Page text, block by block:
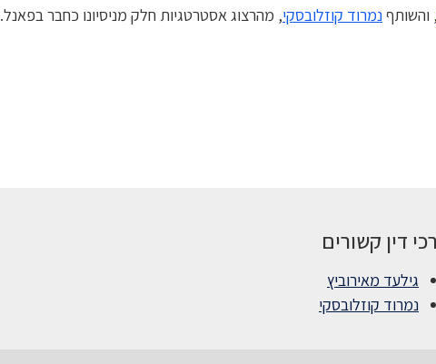
, והשותף נמרוד קוזלובסקי, מהרצוג אסטרטגיות חלק מניסיונו כחבר בפאנל.
דין קשורים
גילעד מאירוביץ
נמרוד קוזלובסקי